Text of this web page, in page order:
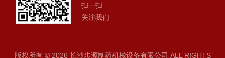
扫一扫
关注我们
版权所有 © 2026 长沙步源制药机械设备有限公司 ALL RIGHTS